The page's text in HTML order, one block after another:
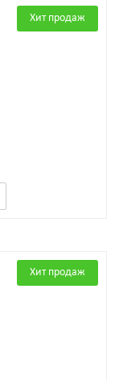
Хит продаж
Хит продаж